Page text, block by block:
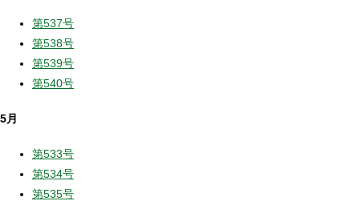
第537号
第538号
第539号
第540号
5月
第533号
第534号
第535号